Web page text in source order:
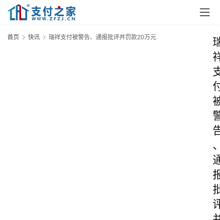
首页 快讯 瑞祥支付被警告、通报批评并罚款20万元